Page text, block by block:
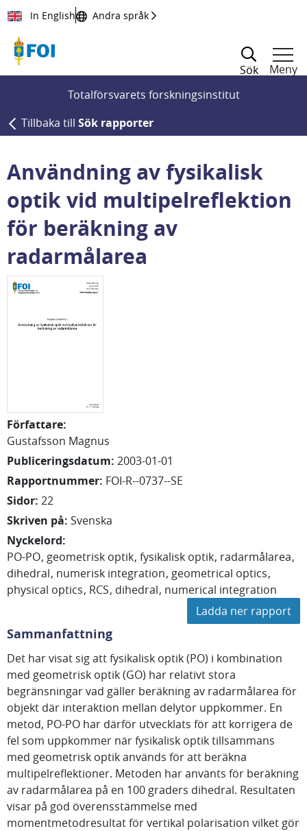
Till innehållet
In English Andra språk
Sök
Meny
Totalförsvarets forskningsinstitut
Tillbaka till Sök rapporter
Användning av fysikalisk
optik vid multipelreflektion
för beräkning av
radarmålarea
Författare:
Gustafsson Magnus
Publiceringsdatum: 2003-01-01
Rapportnummer: FOI-R--0737--SE
Sidor: 22
Skriven på: Svenska
Nyckelord:
PO-PO geometrisk optik fysikalisk optik radarmålarea
dihedral numerisk integration geometrical optics
physical optics RCS dihedral numerical integration
Ladda ner rapport
Sammanfattning
Det har visat sig att fysikalisk optik (PO) i kombination
med geometrisk optik (GO) har relativt stora
begränsningar vad gäller beräkning av radarmålarea för
objekt där interaktion mellan delytor uppkommer. En
metod, PO-PO har därför utvecklats för att korrigera de
fel som uppkommer när fysikalisk optik tillsammans
med geometrisk optik används för att beräkna
multipelreflektioner. Metoden har använts för beräkning
av radarmålarea på en 100 graders dihedral. Resultaten
visar på god överensstämmelse med
momentmetodresultat för vertikal polarisation vilket gör